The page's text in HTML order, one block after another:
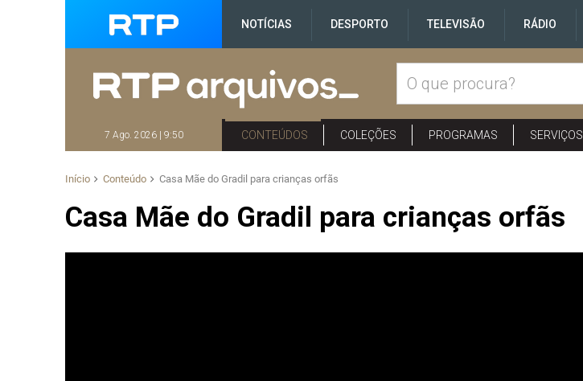
NOTÍCIAS DESPORTO TELEVISÃO RÁDIO
7 Ago. 2026 | 9:50 CONTEÚDOS COLEÇÕES PROGRAMAS SERVIÇOS
Início Conteúdo Casa Mãe do Gradil para crianças orfãs
Casa Mãe do Gradil para crianças orfãs